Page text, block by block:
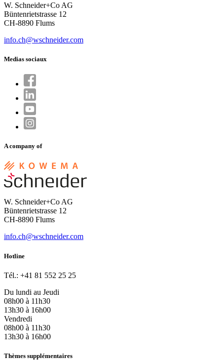
W. Schneider+Co AG
Büntenrietstrasse 12
CH-8890 Flums
info.ch@wschneider.com
Medias sociaux
A company of
W. Schneider+Co AG
Büntenrietstrasse 12
CH-8890 Flums
info.ch@wschneider.com
Hotline
Tél.: +41 81 552 25 25
Du lundi au Jeudi
08h00 à 11h30
13h30 à 16h00
Vendredi
08h00 à 11h30
13h30 à 16h00
Thèmes supplémentaires